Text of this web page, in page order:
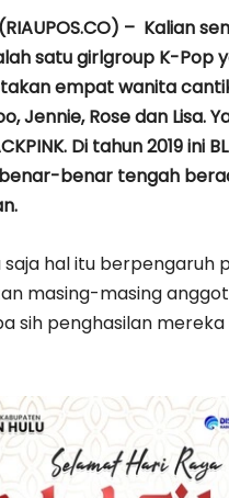
– Kalian
satu girlgroup K-Pop
empat wanita
Jennie, Rose dan Lisa.
Di tahun 2019 ini
benar tengah
hal itu berpengaruh
masing-masing
sih penghasilan